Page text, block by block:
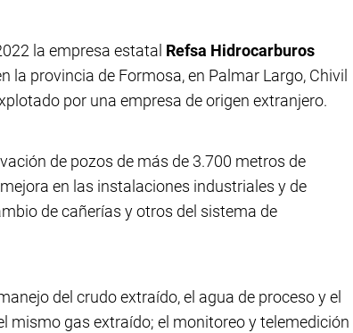
la empresa estatal Refsa Hidrocarburos
la provincia de Formosa, en Palmar Largo, Chivil
por una empresa de origen extranjero.
de pozos de más de 3.700 metros de
en las instalaciones industriales y de
de cañerías y otros del sistema de
del crudo extraído, el agua de proceso y el
mismo gas extraído; el monitoreo y telemedición